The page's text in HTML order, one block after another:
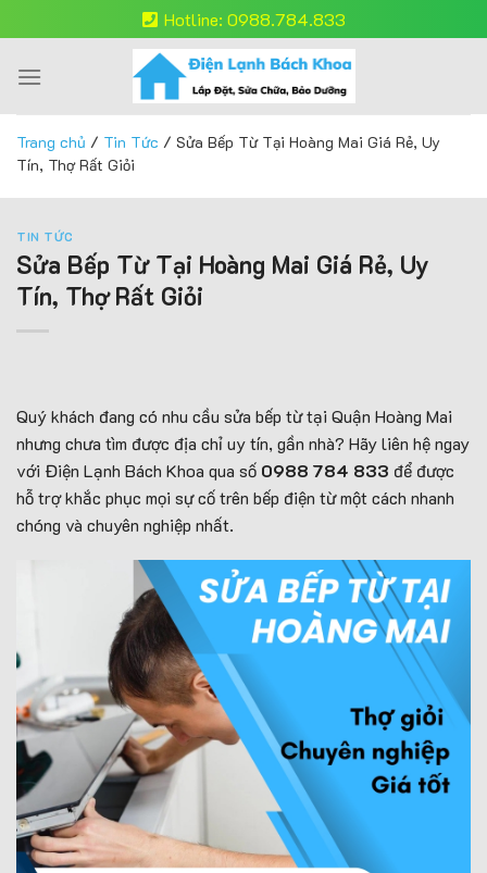
to
content
Hotline: 0988.784.833
Trang chủ / Tin Tức / Sửa Bếp Từ Tại Hoàng Mai Giá Rẻ, Uy
Tín, Thợ Rất Giỏi
TIN TỨC
Sửa Bếp Từ Tại Hoàng Mai Giá Rẻ, Uy
Tín, Thợ Rất Giỏi
Quý khách đang có nhu cầu sửa bếp từ tại Quận Hoàng Mai
nhưng chưa tìm được địa chỉ uy tín, gần nhà? Hãy liên hệ ngay
với Điện Lạnh Bách Khoa qua số 0988 784 833 để được
hỗ trợ khắc phục mọi sự cố trên bếp điện từ một cách nhanh
chóng và chuyên nghiệp nhất.